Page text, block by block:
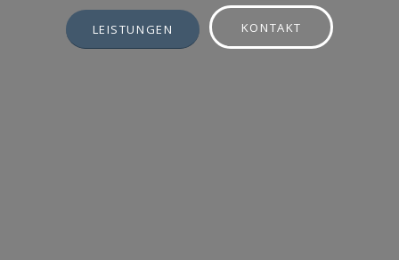
LEISTUNGEN KONTAKT